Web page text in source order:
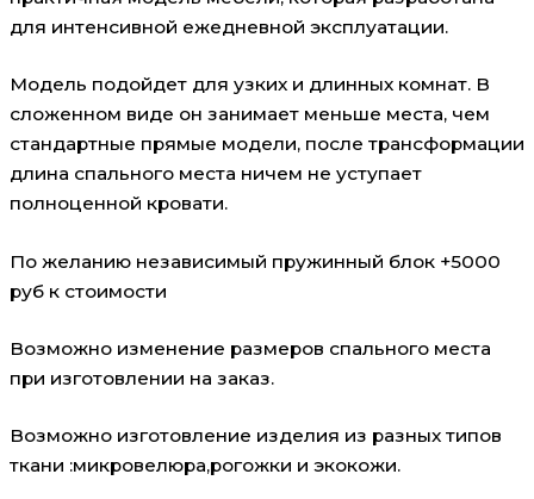
для интенсивной ежедневной эксплуатации.
Модель подойдет для узких и длинных комнат. В
сложенном виде он занимает меньше места, чем
стандартные прямые модели, после трансформации
длина спального места ничем не уступает
полноценной кровати.
По желанию независимый пружинный блок +5000
руб к стоимости
Возможно изменение размеров спального места
при изготовлении на заказ.
Возможно изготовление изделия из разных типов
ткани :микровелюра,рогожки и экокожи.